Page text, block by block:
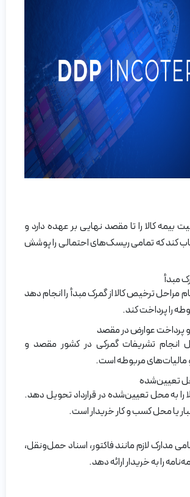
بیمه کالا را تا مقصد نهایی بر عهده دارد و
کند که تمامی ریسک‌های احتمالی را پوشش
مبدأ
مراحل ترخیص کالا از گمرک مبدأ را انجام دهد
را پرداخت کند.
پرداخت عوارض در مقصد
انجام تشریفات گمرکی در کشور مقصد و
مالیات‌های مربوطه است.
تعیین‌شده
را به محل تعیین‌شده در قرارداد تحویل دهد.
یا محل کسب و کار خریدار است.
مدارک لازم مانند فاکتور، اسناد حمل‌و‌نقل،
را به خریدار ارائه دهد.